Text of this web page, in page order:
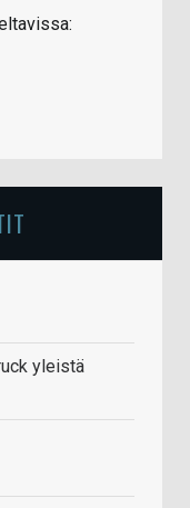
yleistä